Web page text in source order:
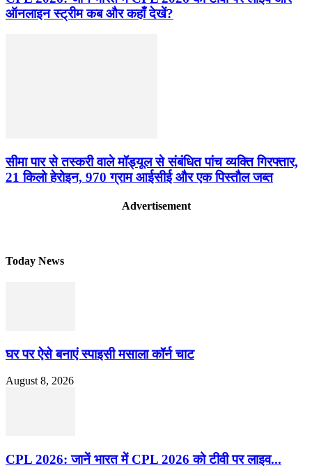
ऑनलाइन स्ट्रीम कब और कहाँ देखें?
सीमा पार से तस्करी वाले मॉड्यूल से संबंधित पांच व्यक्ति गिरफ्तार,
21 किलो हेरोइन, 970 ग्राम आईसीई और एक पिस्तौल जब्त
Advertisement
Today News
घर पर ऐसे बनाएं स्पाइसी मसाला कॉर्न चाट
August 8, 2026
CPL 2026: जानें भारत में CPL 2026 को टीवी पर लाइव...